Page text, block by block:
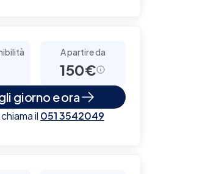
A partire da
150€
giorno e ora
il 051 3542049